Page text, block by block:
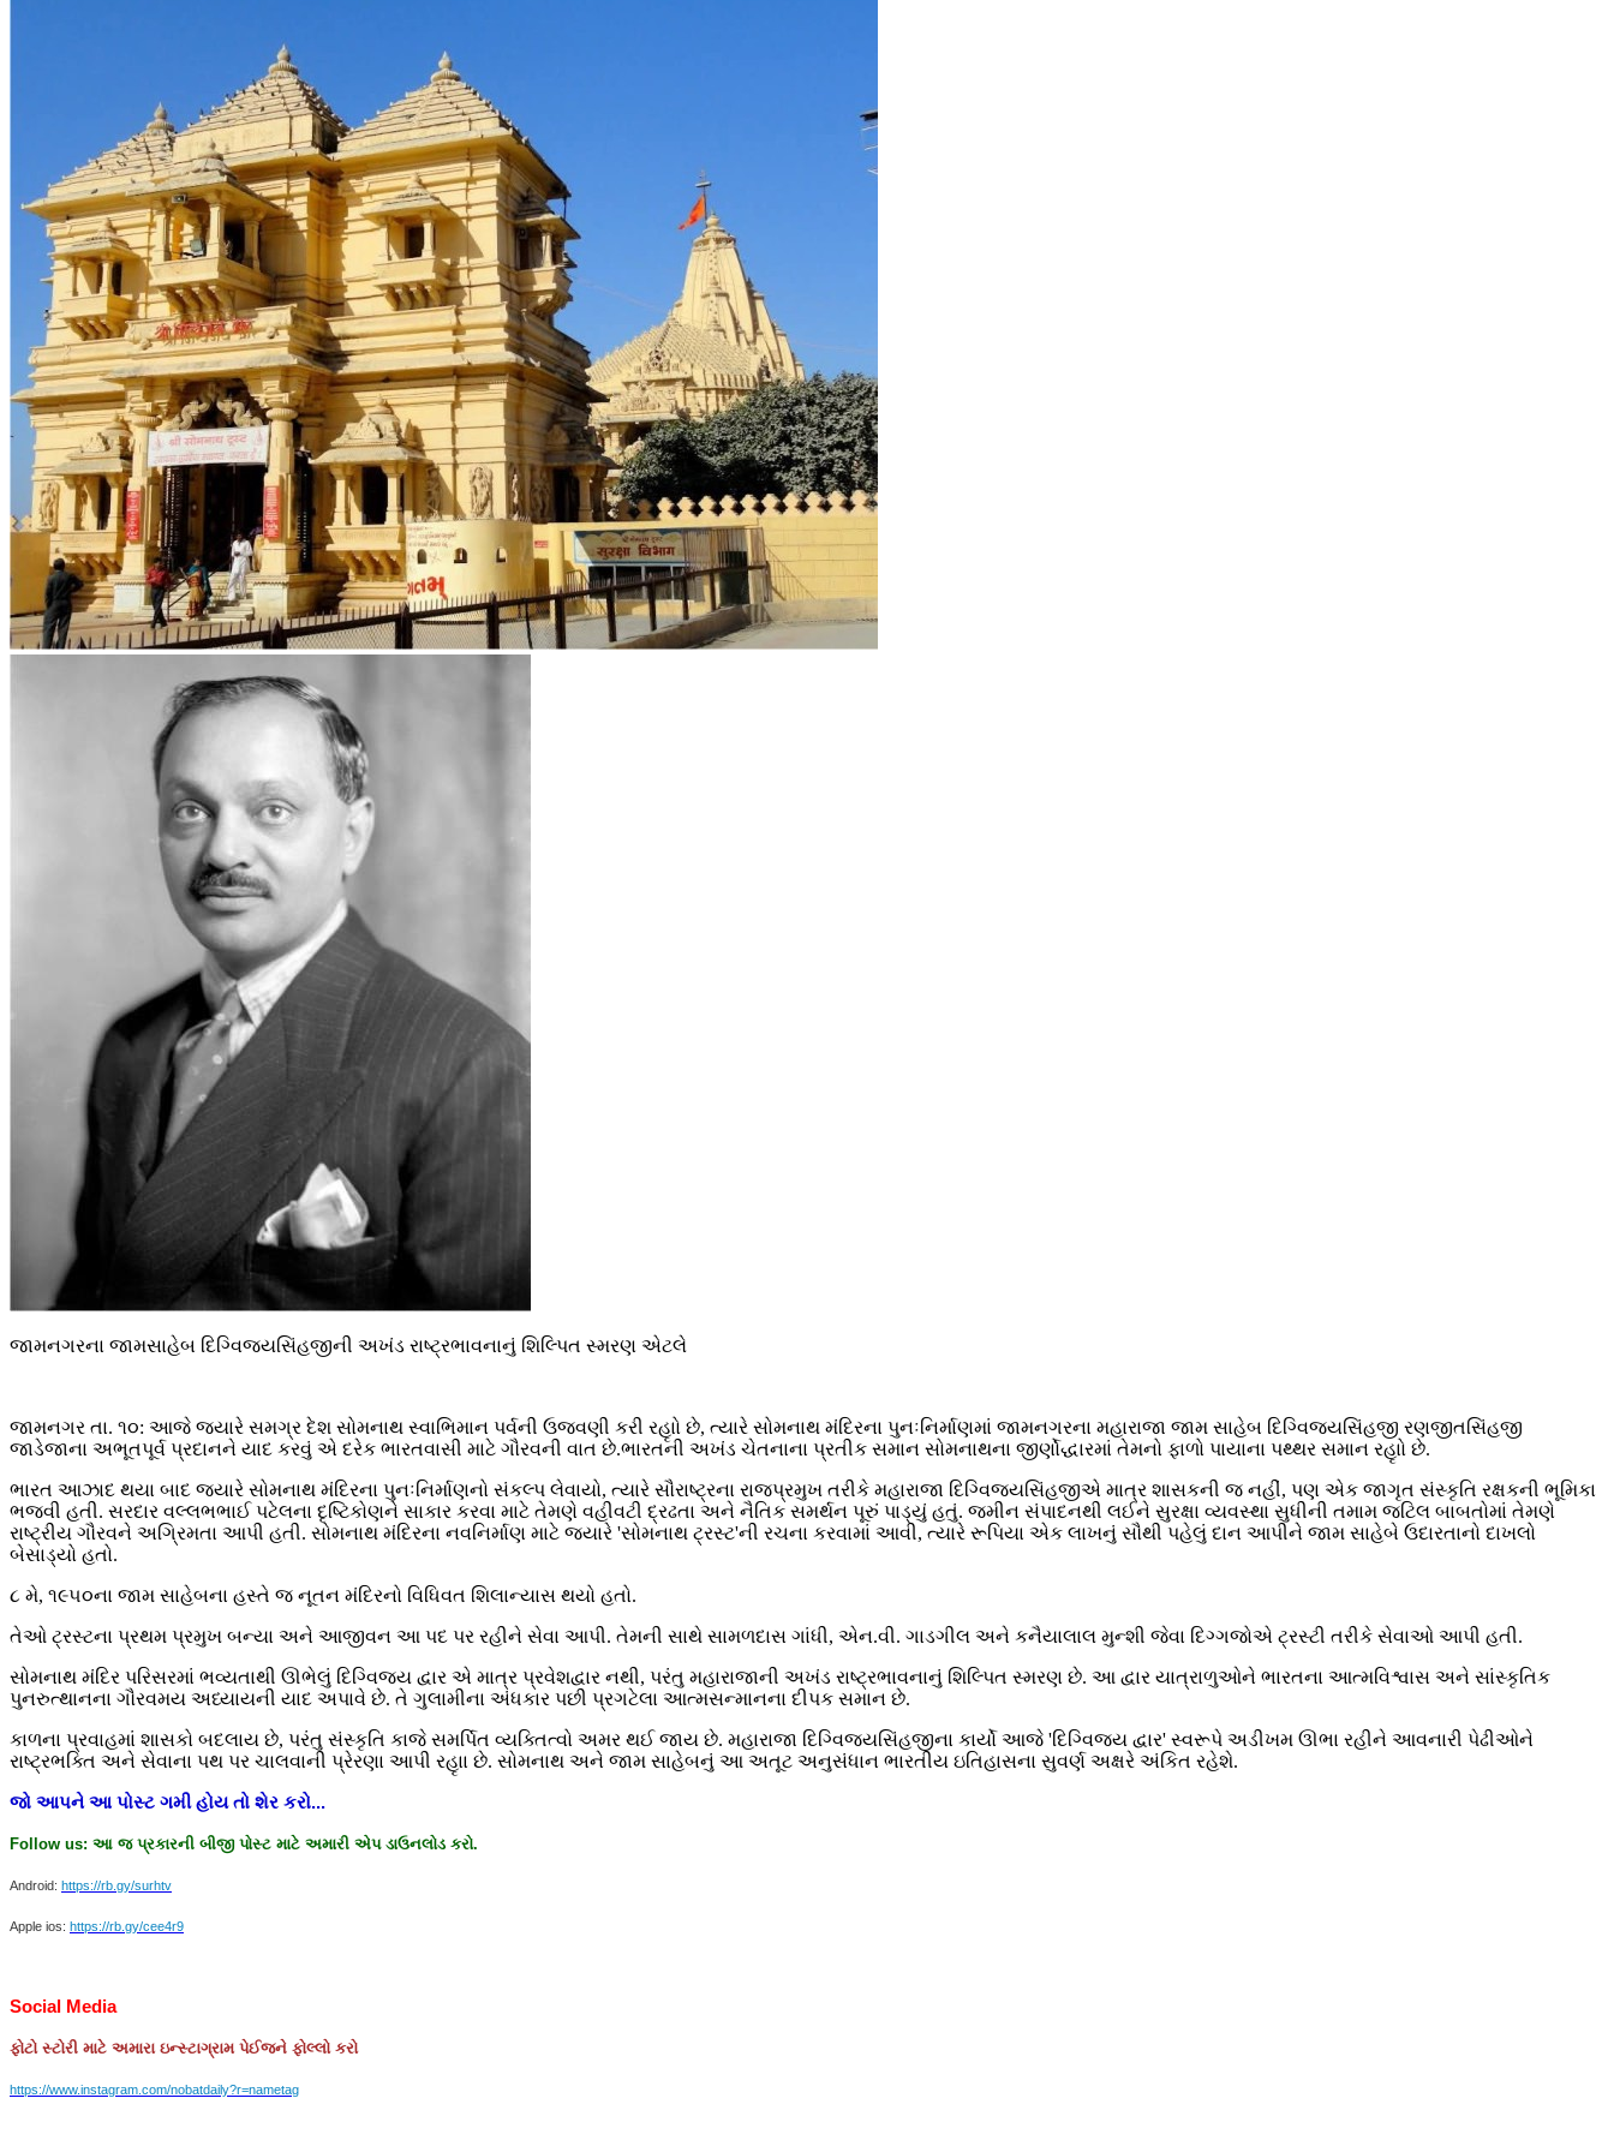
જામનગરના જામસાહેબ દિગ્વિજયસિંહજીની અખંડ રાષ્ટ્રભાવનાનું શિલ્પિત સ્મરણ એટલે
જામનગર તા. ૧૦: આજે જ્યારે સમગ્ર દેશ સોમનાથ સ્વાભિમાન પર્વની ઉજવણી કરી રહૃાો છે, ત્યારે સોમનાથ મંદિરના પુનઃનિર્માણમાં જામનગરના મહારાજા જામ સાહેબ દિગ્વિજયસિંહજી રણજીતસિંહજી
જાડેજાના અભૂતપૂર્વ પ્રદાનને યાદ કરવું એ દરેક ભારતવાસી માટે ગૌરવની વાત છે.ભારતની અખંડ ચેતનાના પ્રતીક સમાન સોમનાથના જીર્ણોદ્ધારમાં તેમનો ફાળો પાયાના પથ્થર સમાન રહૃાો છે.
ભારત આઝાદ થયા બાદ જ્યારે સોમનાથ મંદિરના પુનઃનિર્માણનો સંકલ્પ લેવાયો, ત્યારે સૌરાષ્ટ્રના રાજપ્રમુખ તરીકે મહારાજા દિગ્વિજયસિંહજીએ માત્ર શાસકની જ નહીં, પણ એક જાગૃત સંસ્કૃતિ રક્ષકની ભૂમિકા
ભજવી હતી. સરદાર વલ્લભભાઈ પટેલના દૃષ્ટિકોણને સાકાર કરવા માટે તેમણે વહીવટી દ્રઢતા અને નૈતિક સમર્થન પૂરું પાડ્યું હતું. જમીન સંપાદનથી લઈને સુરક્ષા વ્યવસ્થા સુધીની તમામ જટિલ બાબતોમાં તેમણે
રાષ્ટ્રીય ગૌરવને અગ્રિમતા આપી હતી. સોમનાથ મંદિરના નવનિર્માણ માટે જ્યારે 'સોમનાથ ટ્રસ્ટ'ની રચના કરવામાં આવી, ત્યારે રૂપિયા એક લાખનું સૌથી પહેલું દાન આપીને જામ સાહેબે ઉદારતાનો દાખલો
બેસાડ્યો હતો.
૮ મે, ૧૯૫૦ના જામ સાહેબના હસ્તે જ નૂતન મંદિરનો વિધિવત શિલાન્યાસ થયો હતો.
તેઓ ટ્રસ્ટના પ્રથમ પ્રમુખ બન્યા અને આજીવન આ પદ પર રહીને સેવા આપી. તેમની સાથે સામળદાસ ગાંધી, એન.વી. ગાડગીલ અને કનૈયાલાલ મુન્શી જેવા દિગ્ગજોએ ટ્રસ્ટી તરીકે સેવાઓ આપી હતી.
સોમનાથ મંદિર પરિસરમાં ભવ્યતાથી ઊભેલું દિગ્વિજય દ્વાર એ માત્ર પ્રવેશદ્વાર નથી, પરંતુ મહારાજાની અખંડ રાષ્ટ્રભાવનાનું શિલ્પિત સ્મરણ છે. આ દ્વાર યાત્રાળુઓને ભારતના આત્મવિશ્વાસ અને સાંસ્કૃતિક
પુનરુત્થાનના ગૌરવમય અધ્યાયની યાદ અપાવે છે. તે ગુલામીના અંધકાર પછી પ્રગટેલા આત્મસન્માનના દીપક સમાન છે.
કાળના પ્રવાહમાં શાસકો બદલાય છે, પરંતુ સંસ્કૃતિ કાજે સમર્પિત વ્યક્તિત્વો અમર થઈ જાય છે. મહારાજા દિગ્વિજયસિંહજીના કાર્યો આજે 'દિગ્વિજય દ્વાર' સ્વરૂપે અડીખમ ઊભા રહીને આવનારી પેઢીઓને
રાષ્ટ્રભક્તિ અને સેવાના પથ પર ચાલવાની પ્રેરણા આપી રહૃાા છે. સોમનાથ અને જામ સાહેબનું આ અતૂટ અનુસંધાન ભારતીય ઇતિહાસના સુવર્ણ અક્ષરે અંકિત રહેશે.
જો આપને આ પોસ્ટ ગમી હોય તો શેર કરો...
Follow us: આ જ પ્રકારની બીજી પોસ્ટ માટે અમારી એપ ડાઉનલોડ કરો.
Android: https://rb.gy/surhtv
Apple ios: https://rb.gy/cee4r9
Social Media
ફોટો સ્ટોરી માટે અમારા ઇન્સ્ટાગ્રામ પેઈજને ફોલ્લો કરો
https://www.instagram.com/nobatdaily?r=nametag